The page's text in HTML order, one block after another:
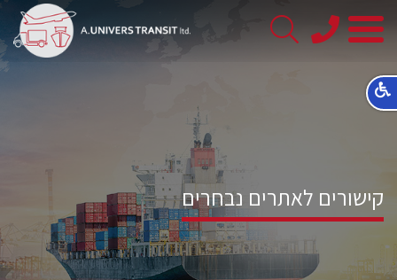
08-
8563145
קישורים לאתרים נבחרים